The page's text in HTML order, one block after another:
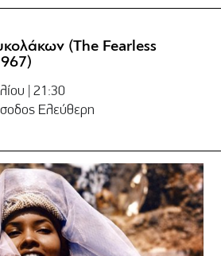
(The Fearless
| 21:30
Ελεύθερη